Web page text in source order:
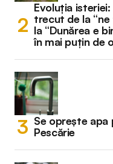
Evoluția
trecut de la “ne
la “Dunărea e
în mai puțin de
Se oprește apa
Pescărie